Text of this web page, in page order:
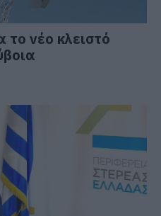
το νέο κλειστό